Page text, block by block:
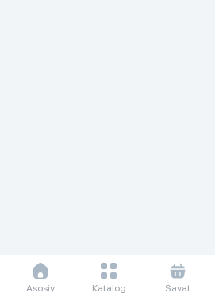
Asosiy Katalog Savat